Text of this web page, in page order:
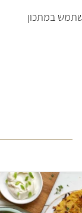
במתכון